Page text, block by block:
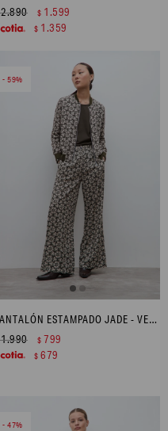
2.890 $ 1.599
$ 1.359
59
PANTALÓN ESTAMPADO JADE - VERDE OLIVA
1.990 $ 799
$ 679
47